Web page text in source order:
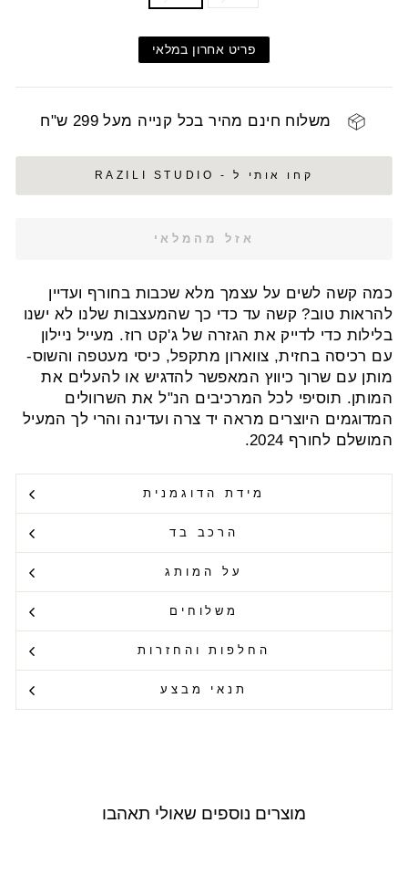
פריט אחרון במלאי
משלוח חינם מהיר בכל קנייה מעל 299 ש"ח
קחו אותי ל - RAZILI STUDIO
אזל מהמלאי
כמה קשה לשים על עצמך מלא שכבות בחורף ועדיין
להראות טוב? קשה עד כדי כך שהמעצבות שלנו לא ישנו
בלילות כדי לדייק את הגזרה של ג'קט רוז. מעייל ניילון
עם רכיסה בחזית, צווארון מתקפל, כיסי מעטפה והשוס-
מותן עם שרוך כיווץ המאפשר להדגיש או להעלים את
המותן. תוסיפי לכל המרכיבים הנ"ל את השרוולים
המדוגמים היוצרים מראה יד צרה ועדינה והרי לך המעיל
המושלם לחורף 2024.
מידת הדוגמנית
הרכב בד
על המותג
משלוחים
החלפות והחזרות
תנאי מבצע
מוצרים נוספים שאולי תאהבו